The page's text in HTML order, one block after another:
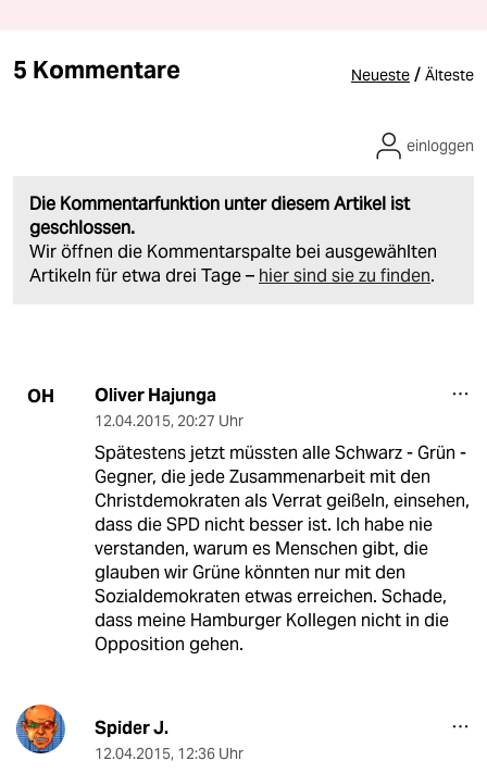
5 Kommentare Neueste / Älteste
Die Kommentarfunktion unter diesem Artikel ist
geschlossen.
Wir öffnen die Kommentarspalte bei ausgewählten
Artikeln für etwa drei Tage – hier sind sie zu finden.
einloggen
OH Oliver Hajunga
12.04.2015, 20:27 Uhr
Spätestens jetzt müssten alle Schwarz - Grün -
Gegner, die jede Zusammenarbeit mit den
Christdemokraten als Verrat geißeln, einsehen,
dass die SPD nicht besser ist. Ich habe nie
verstanden, warum es Menschen gibt, die
glauben wir Grüne könnten nur mit den
Sozialdemokraten etwas erreichen. Schade,
dass meine Hamburger Kollegen nicht in die
Opposition gehen.
Spider J.
12.04.2015, 12:36 Uhr